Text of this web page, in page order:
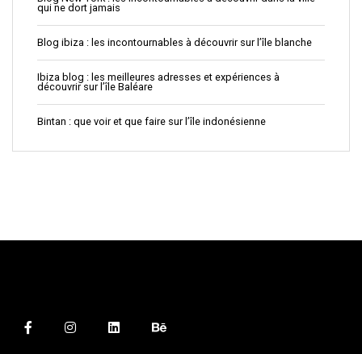
qui ne dort jamais
Blog ibiza : les incontournables à découvrir sur l’île blanche
Ibiza blog : les meilleures adresses et expériences à
découvrir sur l’île Baléare
Bintan : que voir et que faire sur l’île indonésienne